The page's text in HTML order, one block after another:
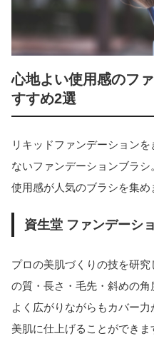
心地よい使用感のフ
すすめ2選
リキッドファンデーション
ないファンデーションブラ
使用感が人気のブラシを集め
資生堂 ファンデーシ
プロの美肌づくりの技を研
の質・長さ・毛先・斜めの
よく広がりながらもカバー
美肌に仕上げることができま